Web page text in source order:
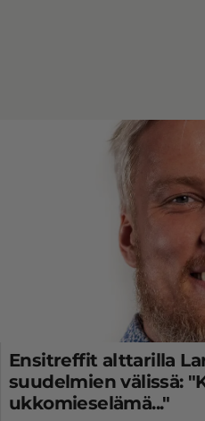
Ensitreffit alttarilla
suudelmien välissä:
ukkomieselämä..."